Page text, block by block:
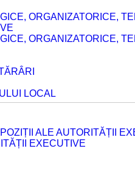
ORGANIZATORICE,
ORGANIZATORICE,
LOCAL
ALE AUTORITĂȚII
EXECUTIVE